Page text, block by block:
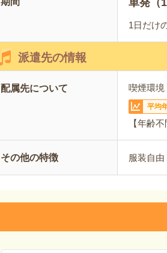
単発（
1日だけ
派遣先の情報
配属先について 喫煙環境
平均
【年齢
その他の特徴 服装自